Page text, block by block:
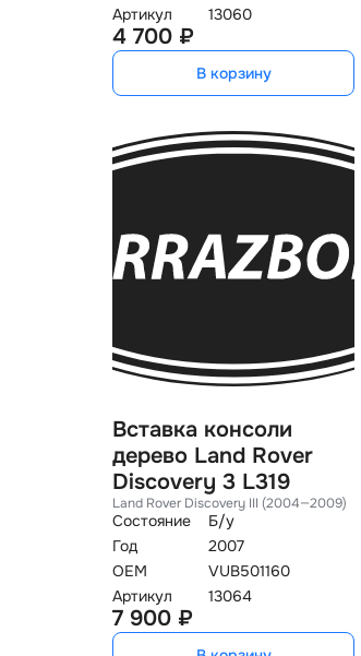
Артикул
13060
4 700 ₽
В корзину
Вставка консоли
дерево Land Rover
Discovery 3 L319
Land Rover Discovery III (2004—2009)
Состояние
Б/у
Год
2007
OEM
VUB501160
Артикул
13064
7 900 ₽